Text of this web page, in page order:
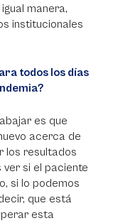
manera,
institucionales
todos los días
es que
acerca de
los resultados
si el paciente
si lo podemos
que está
esta